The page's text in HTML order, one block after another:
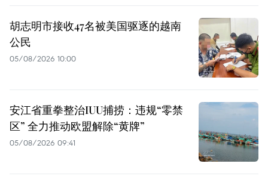
胡志明市接收47名被美国驱逐的越南
公民
05/08/2026 10:00
安江省重拳整治IUU捕捞：违规“零禁
区” 全力推动欧盟解除“黄牌”
05/08/2026 09:41